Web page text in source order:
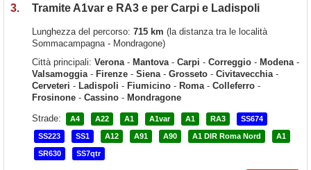
3. Tramite A1var e RA3 e per Carpi e Ladispoli
Lunghezza del percorso: 715 km (la distanza tra le località
Sommacampagna - Mondragone)
Città principali: Verona- Mantova- Carpi - Correggio - Modena-
Valsamoggia- Firenze - Siena- Grosseto - Civitavecchia-
Cerveteri - Ladispoli - Fiumicino - Roma- Colleferro -
Frosinone - Cassino - Mondragone
Strade:
A4 A22 A1 A1var A1 RA3 SS674
SS223 SS1 A12 A91 A90 A1 DIR Roma Nord A1
SR630 SS7qtr